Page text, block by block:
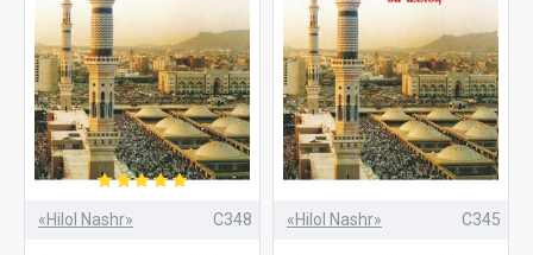
«Hilol Nashr» C348 «Hilol Nashr» C345